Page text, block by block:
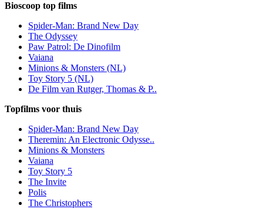
Bioscoop top films
Spider-Man: Brand New Day
The Odyssey
Paw Patrol: De Dinofilm
Vaiana
Minions & Monsters (NL)
Toy Story 5 (NL)
De Film van Rutger, Thomas & P..
Topfilms voor thuis
Spider-Man: Brand New Day
Theremin: An Electronic Odysse..
Minions & Monsters
Vaiana
Toy Story 5
The Invite
Polis
The Christophers